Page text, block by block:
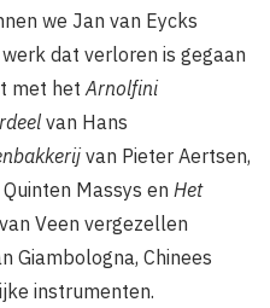
we Jan van Eycks
dat verloren is gegaan
met het Arnolfini
van Hans
van Pieter Aertsen,
Massys en Het
Veen vergezellen
Giambologna, Chinees
instrumenten.